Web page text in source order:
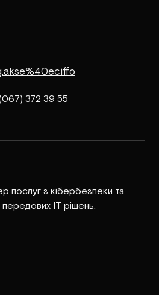
372 39 55
послуг з кібербезпеки та
передових ІТ рішень.